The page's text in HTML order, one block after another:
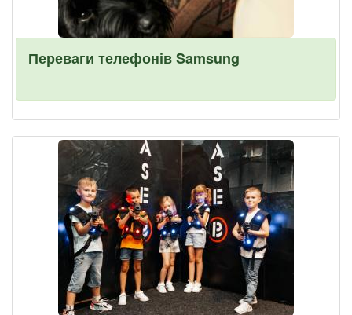
Переваги телефонів Samsung